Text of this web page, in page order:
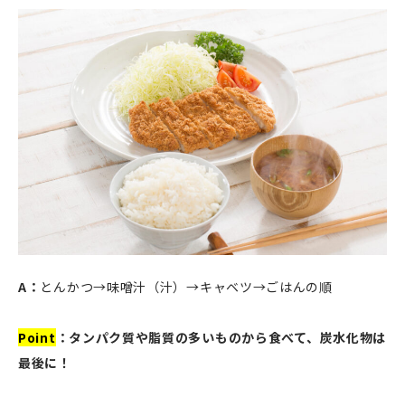
A： とんかつ→味噌汁（汁）→キャベツ→ごはんの順
Point ：タンパク質や脂質の多いものから食べて、炭水化物は
最後に！